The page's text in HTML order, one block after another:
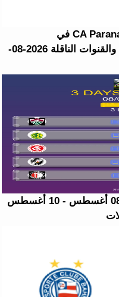
موعد مباراة Santos FC ضد CA Paranaense في
Campeonato Brasileiro Série A والقنوات الناقلة 2026-08-
جدول مباريات هذا الأسبوع السبت 08 أغسطس - 10 أغسطس